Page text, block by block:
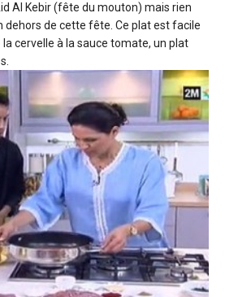
Al Kebir (fête du mouton) mais rien
dehors de cette fête. Ce plat est facile
cervelle à la sauce tomate, un plat